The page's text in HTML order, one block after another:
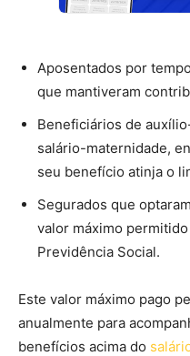
Aposentados por
que mantiveram
Beneficiários de
salário-maternidade,
seu benefício atinja o
Segurados que
valor máximo
Previdência Social.
Este valor máximo pago
anualmente para
benefícios acima do